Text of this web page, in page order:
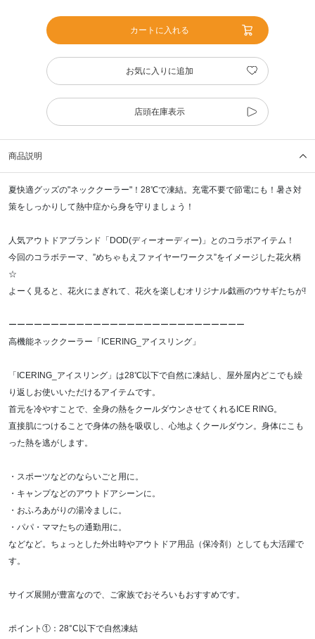
カートに入れる
お気に入りに追加
店頭在庫表示
商品説明
夏快適グッズの"ネッククーラー"！28℃で凍結。充電不要で節電にも！暑さ対
策をしっかりして熱中症から身を守りましょう！
人気アウトドアブランド「DOD(ディーオーディー)」とのコラボアイテム！
今回のコラボテーマ、”めちゃもえファイヤーワークス”をイメージした花火柄
☆
よーく見ると、花火にまぎれて、花火を楽しむオリジナル戯画のウサギたちが!
ーーーーーーーーーーーーーーーーーーーーーーーーーーーー
高機能ネッククーラー「ICERING_アイスリング」
「ICERING_アイスリング」は28℃以下で自然に凍結し、屋外屋内どこでも繰
り返しお使いいただけるアイテムです。
首元を冷やすことで、全身の熱をクールダウンさせてくれるICE RING。
直接肌につけることで身体の熱を吸収し、心地よくクールダウン。身体にこも
った熱を逃がします。
・スポーツなどのならいごと用に。
・キャンプなどのアウトドアシーンに。
・おふろあがりの湯冷ましに。
・パパ・ママたちの通勤用に。
などなど。ちょっとした外出時やアウトドア用品（保冷剤）としても大活躍で
す。
サイズ展開が豊富なので、ご家族でおそろいもおすすめです。
ポイント①：28°C以下で自然凍結